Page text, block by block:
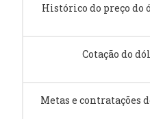
Histórico do preço do
Cotação do
Metas e contratações